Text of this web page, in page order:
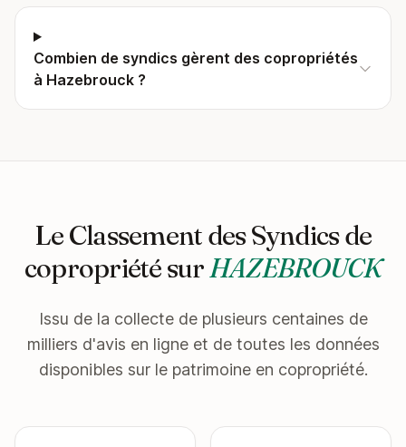
Combien de syndics gèrent des copropriétés
à Hazebrouck ?
Le Classement des Syndics de
copropriété surHAZEBROUCK
Issu de la collecte de plusieurs centaines de
milliers d'avis en ligne et de toutes les données
disponibles sur le patrimoine en copropriété.